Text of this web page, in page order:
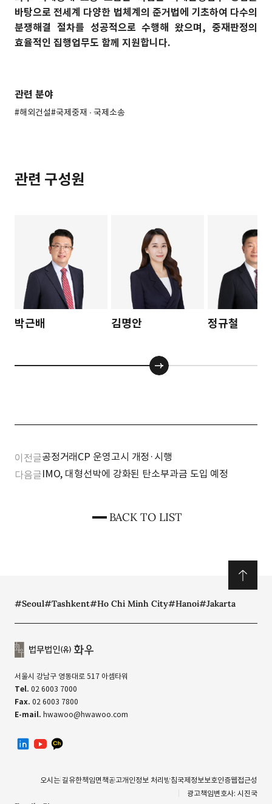
바탕으로 전세계 다양한 법체계의 준거법에 기초하여 다수의
분쟁해결 절차를 성공적으로 수행해 왔으며, 중재판정의
효율적인 집행업무도 함께 지원합니다.
관련 분야
#해외건설#국제중재 ∙ 국제소송
관련 구성원
박근배 김명안 정규철
이전글공정거래CP 운영고시 개정·시행
BACK TO LIST
다음글IMO, 대형선박에 강화된 탄소부과금 도입 예정
#Seoul#Tashkent#Ho Chi Minh City#Hanoi#Jakarta
서울시 강남구 영동대로 517 아셈타워
Tel. 02 6003 7000
Fax. 02 6003 7800
E-mail. hwawoo@hwawoo.com
오시는 길 유한책임면책공고개인정보 처리방침국제정보보호인증웹접근성
광고책임변호사: 시진국